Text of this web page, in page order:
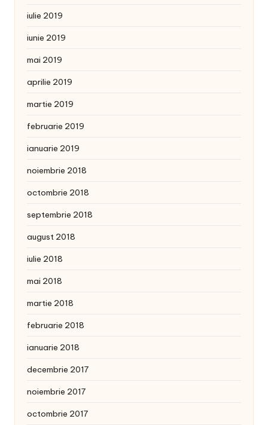
iulie 2019
iunie 2019
mai 2019
aprilie 2019
martie 2019
februarie 2019
ianuarie 2019
noiembrie 2018
octombrie 2018
septembrie 2018
august 2018
iulie 2018
mai 2018
martie 2018
februarie 2018
ianuarie 2018
decembrie 2017
noiembrie 2017
octombrie 2017